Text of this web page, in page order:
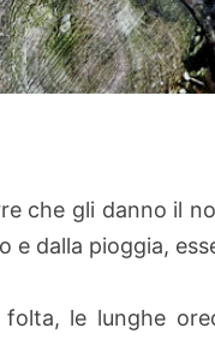
che gli danno il
dalla pioggia,
le lunghe